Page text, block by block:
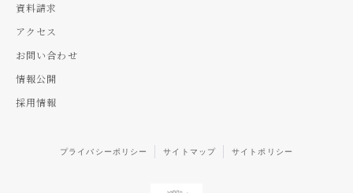
資料請求
アクセス
お問い合わせ
情報公開
採用情報
プライバシーポリシー サイトマップ サイトポリシー